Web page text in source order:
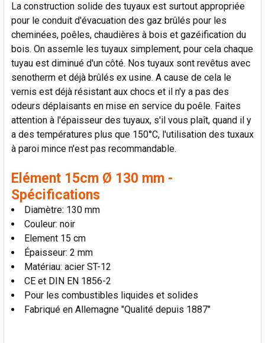
TOUT
SÉLECTIONNER
AJOUTER
LA
SÉLECTION
AU PANIER
La construction solide des tuyaux est surtout appropriée
pour le conduit d'évacuation des gaz brûlés pour les
cheminées, poêles, chaudières à bois et gazéification du
bois. On assemle les tuyaux simplement, pour cela chaque
tuyau est diminué d'un côté. Nos tuyaux sont revêtus avec
senotherm et déjà brûlés ex usine. A cause de cela le
vernis est déjà résistant aux chocs et il n'y a pas des
odeurs déplaisants en mise en service du poêle. Faites
attention à l'épaisseur des tuyaux, s'il vous plaît, quand il y
a des températures plus que 150°C, l'utilisation des tuxaux
à paroi mince n'est pas recommandable.
Elément 15cm Ø 130 mm -
Spécifications
Diamètre: 130 mm
Couleur: noir
Element 15 cm
Épaisseur: 2 mm
Matériau: acier ST-12
CE et DIN EN 1856-2
Pour les combustibles liquides et solides
Fabriqué en Allemagne "Qualité depuis 1887"